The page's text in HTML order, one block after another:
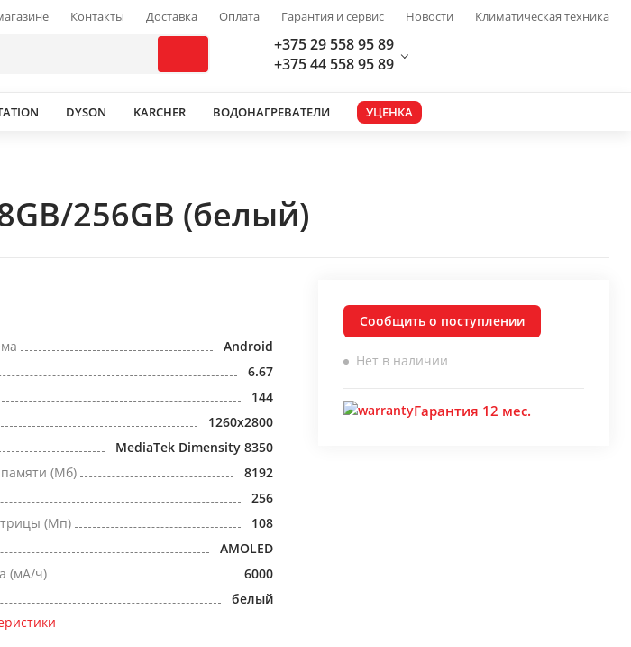
Контакты Доставка Оплата Гарантия и сервис Новости Климатическая техника
+375 29 558 95 89
+375 44 558 95 89
DYSON KARCHER ВОДОНАГРЕВАТЕЛИ УЦЕНКА
256GB (белый)
Android
6.67
144
1260x2800
MediaTek Dimensity 8350
(Мб)
8192
256
(Мп)
108
AMOLED
(мА/ч)
6000
белый
Сообщить о поступлении
Нет в наличии
Гарантия 12 мес.